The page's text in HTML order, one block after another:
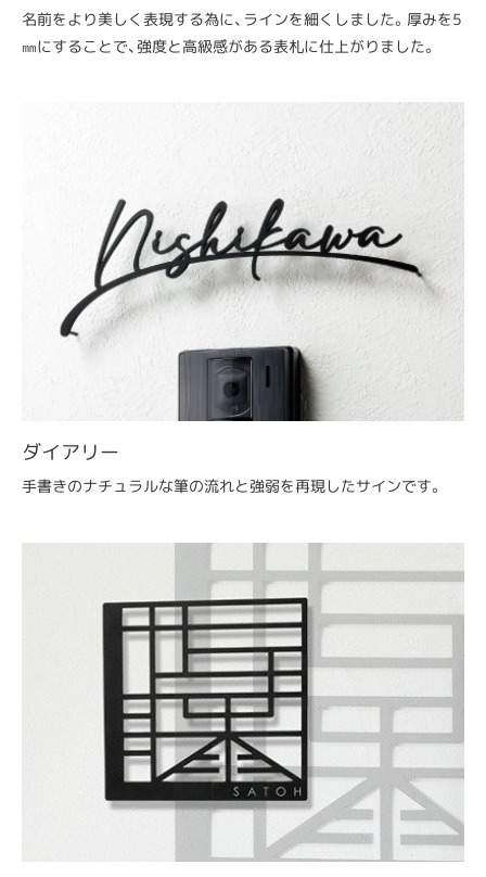
名前をより美しく表現する為に、ラインを細くしました。厚みを5
㎜にすることで、強度と高級感がある表札に仕上がりました。
ダイアリー
手書きのナチュラルな筆の流れと強弱を再現したサインです。